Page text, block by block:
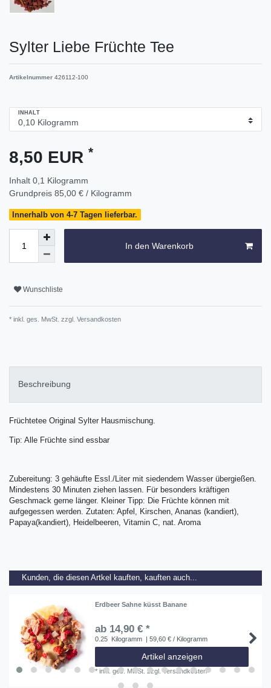
Sylter Liebe Früchte Tee
Artikelnummer 426112-100
INHALT
8,50 EUR *
Inhalt 0,1 Kilogramm
Grundpreis 85,00 € / Kilogramm
Innerhalb von 4-7 Tagen lieferbar.
In den Warenkorb
Wunschliste
* inkl. ges. MwSt. zzgl. Versandkosten
Beschreibung
Früchtetee Original Sylter Hausmischung.
Tip: Alle Früchte sind essbar
Zubereitung: 3 gehäufte Essl./Liter mit siedendem Wasser übergießen.
Mindestens 30 Minuten ziehen lassen. Für besonders kräftigen
Geschmack gerne länger. Kleiner Tipp: Die Früchte können mit
aufgegessen werden. Zutaten: Apfel, Kirschen, Ananas (kandiert),
Papaya(kandiert), Heidelbeeren, Vitamin C, nat. Aroma
Kunden, die diesen Artkel kauften, kauften auch...
Erdbeer Sahne küsst Banane
ab 14,90 € *
0.25 Kilogramm | 59,60 € / Kilogramm
Artikel anzeigen
*inkl. ges. MwSt. zzgl.Versandkosten